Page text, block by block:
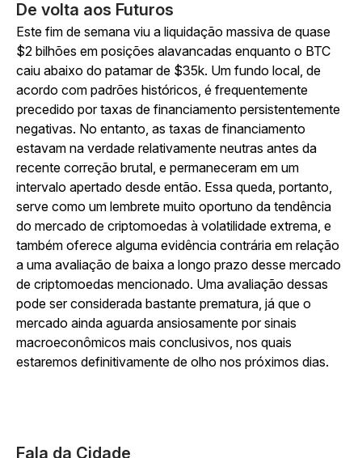
De volta aos Futuros
Este fim de semana viu a liquidação massiva de quase
$2 bilhões em posições alavancadas enquanto o BTC
caiu abaixo do patamar de $35k. Um fundo local, de
acordo com padrões históricos, é frequentemente
precedido por taxas de financiamento persistentemente
negativas. No entanto, as taxas de financiamento
estavam na verdade relativamente neutras antes da
recente correção brutal, e permaneceram em um
intervalo apertado desde então. Essa queda, portanto,
serve como um lembrete muito oportuno da tendência
do mercado de criptomoedas à volatilidade extrema, e
também oferece alguma evidência contrária em relação
a uma avaliação de baixa a longo prazo desse mercado
de criptomoedas mencionado. Uma avaliação dessas
pode ser considerada bastante prematura, já que o
mercado ainda aguarda ansiosamente por sinais
macroeconômicos mais conclusivos, nos quais
estaremos definitivamente de olho nos próximos dias.
Fala da Cidade